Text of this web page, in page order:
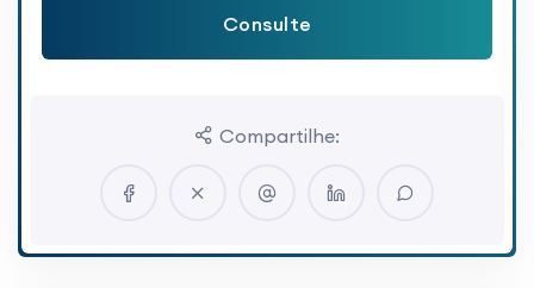
Consulte
Compartilhe: